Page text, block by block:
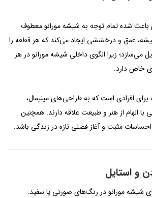
باعث شده تمام توجه به شیشه مورانو معطوف
عمق و درخششی ایجاد می‌کند که هر قطعه را
می‌سازد؛ زیرا الگوی داخلی شیشه مورانو در هر
خاص دارد.
برای افرادی است که به طراحی‌های مینیمال،
با الهام از هنر و طبیعت علاقه دارند. همچنین
مثبت و آغاز فصلی تازه در زندگی باشد.
و استایل
شیشه مورانو در رنگ‌های صورتی یا سفید.